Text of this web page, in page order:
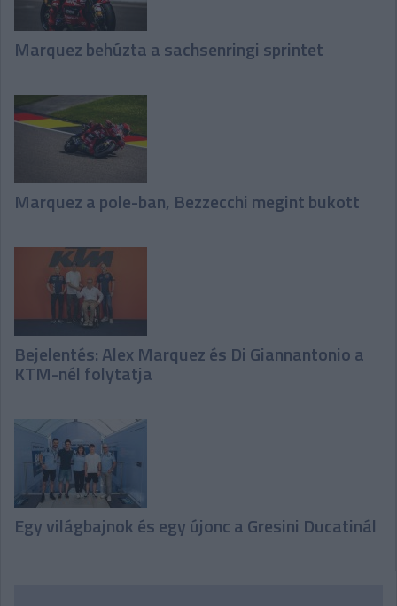
Marquez behúzta a sachsenringi sprintet
Marquez a pole-ban, Bezzecchi megint bukott
Bejelentés: Alex Marquez és Di Giannantonio a
KTM-nél folytatja
Egy világbajnok és egy újonc a Gresini Ducatinál